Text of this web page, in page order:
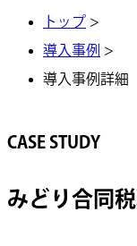
トップ >
導入事例
>
導入事例詳細
CASE STUDY
みどり合同